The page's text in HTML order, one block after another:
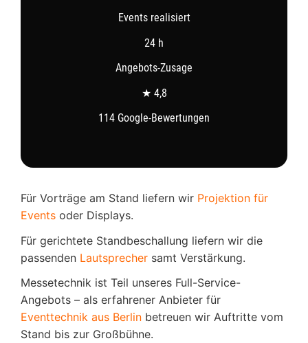
Events realisiert
24 h
Angebots-Zusage
★ 4,8
114 Google-Bewertungen
Für Vorträge am Stand liefern wir Projektion für
Events oder Displays.
Für gerichtete Standbeschallung liefern wir die
passenden Lautsprecher samt Verstärkung.
Messetechnik ist Teil unseres Full-Service-
Angebots – als erfahrener Anbieter für
Eventtechnik aus Berlin betreuen wir Auftritte vom
Stand bis zur Großbühne.